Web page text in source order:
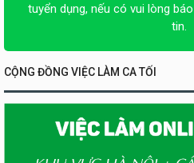
tuyển dụng, nếu có vui lòng
tin.
CỘNG ĐỒNG VIỆC LÀM CA TỐI